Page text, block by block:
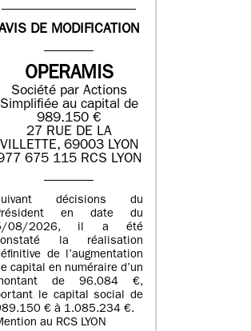
DE MODIFICATION
OPERAMIS
Société par Actions
Simplifiée au capital de
989.150 €
27 RUE DE LA
VILLETTE, 69003 LYON
675 115 RCS LYON
décisions du
en date du
08/2026, il a été
la réalisation
de l’augmentation
capital en numéraire d’un
de 96.084 €,
le capital social de
€ à 1.085.234 €.
au RCS LYON